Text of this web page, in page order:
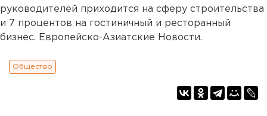
руководителей приходится на сферу строительства
и 7 процентов на гостиничный и ресторанный
бизнес. Европейско-Азиатские Новости.
Общество